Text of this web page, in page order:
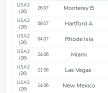
USA2
(26)
26.07 Monterey B
USA2
(26)
08.07 Hartford A
USA2
(26)
04.07 Rhode Isla
USA2
(26)
24.06 Miami
USA2
(26)
21.06 Las Vegas
USA2
(26)
14.06 New Mexico